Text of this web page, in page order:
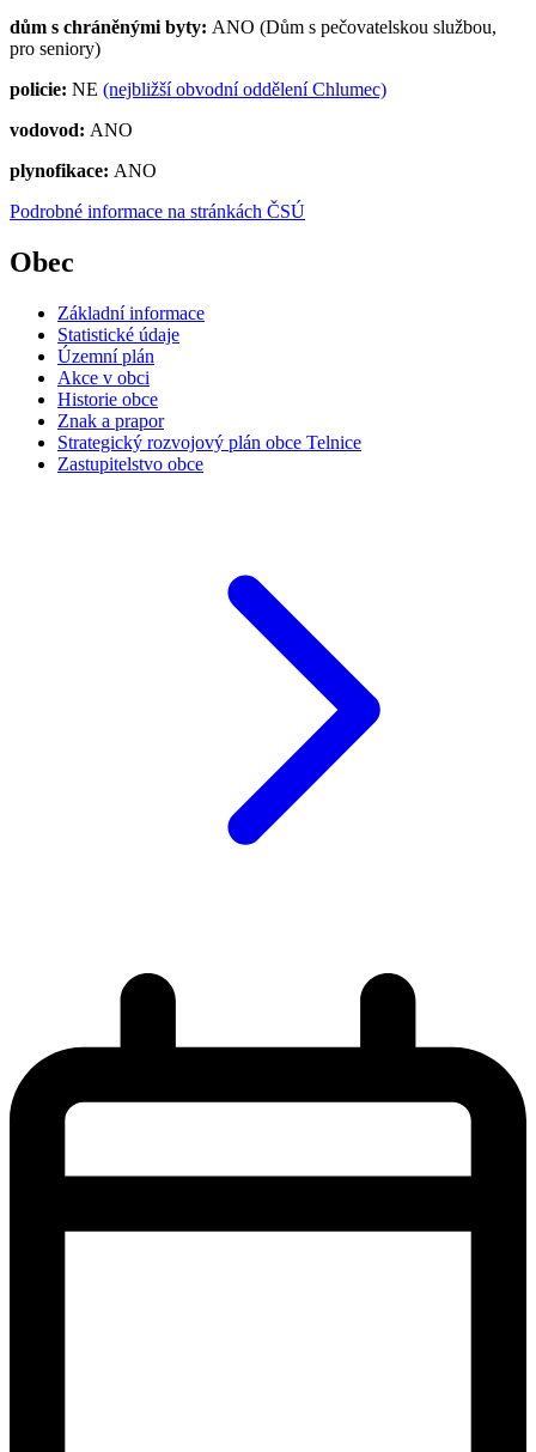
dům s chráněnými byty: ANO (Dům s pečovatelskou službou,
pro seniory)
policie: NE (nejbližší obvodní oddělení Chlumec)
vodovod: ANO
plynofikace: ANO
Podrobné informace na stránkách ČSÚ
Obec
Základní informace
Statistické údaje
Územní plán
Akce v obci
Historie obce
Znak a prapor
Strategický rozvojový plán obce Telnice
Zastupitelstvo obce